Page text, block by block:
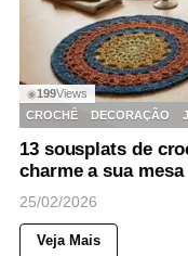
◉199Views
CROCHÊ
DECORAÇÃO
13 sousplats de
charme a sua mesa
25/02/2026
Veja Mais